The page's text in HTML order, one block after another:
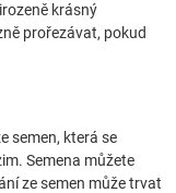
krásný
prořezávat, pokud
semen, která se
Semena můžete
ze semen může trvat